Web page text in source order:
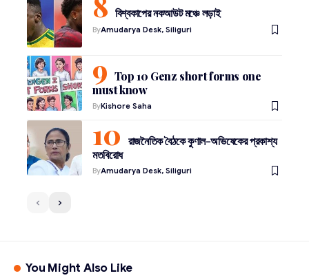
বিশ্বকাপের নকআউট মঞ্চে লড়াই
ByAmudarya Desk, Siliguri
Top 10 Genz short forms one
must know
ByKishore Saha
রাজনৈতিক বৈঠকে কুণাল-অভিষেকের প্রকাশ্য
মতবিরোধ
ByAmudarya Desk, Siliguri
You Might Also Like